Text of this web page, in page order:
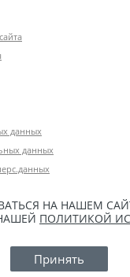
данных
данных
НА НАШЕМ
ПОЛИТИКОЙ
Принять